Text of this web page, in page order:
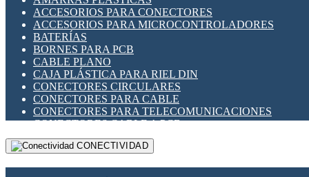
INDICADORES PARA PANEL
INTERFACES DE RELÉ
INTERRUPTORES FIN DE CARRERA
LLAVES CONMUTADORAS
MEDIDORES DE ENERGÍA Y TC'S DE CORRIENTE
MOTORES PASO A PASO
PANTALLAS HMI
PLC -CONTROLADORES LÓGICO PROGRAMABLES
PROGRAMADORES DE HORARIO
RELÉS DE PROTECCIÓN
SENSORES CAPACITIVOS
ACCESORIOS PARA CONECTORES
ACCESORIOS PARA MICROCONTROLADORES
BATERÍAS
BORNES PARA PCB
CABLE PLANO
CAJA PLÁSTICA PARA RIEL DIN
CONECTORES CIRCULARES
CONECTORES PARA CABLE
CONECTORES PARA TELECOMUNICACIONES
CONECTORES CABLE A PCB
CONECTORES PCB A CABLE
DIP SWITCHESCONECTIVIDAD